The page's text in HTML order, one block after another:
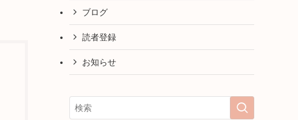
ブログ
読者登録
お知らせ